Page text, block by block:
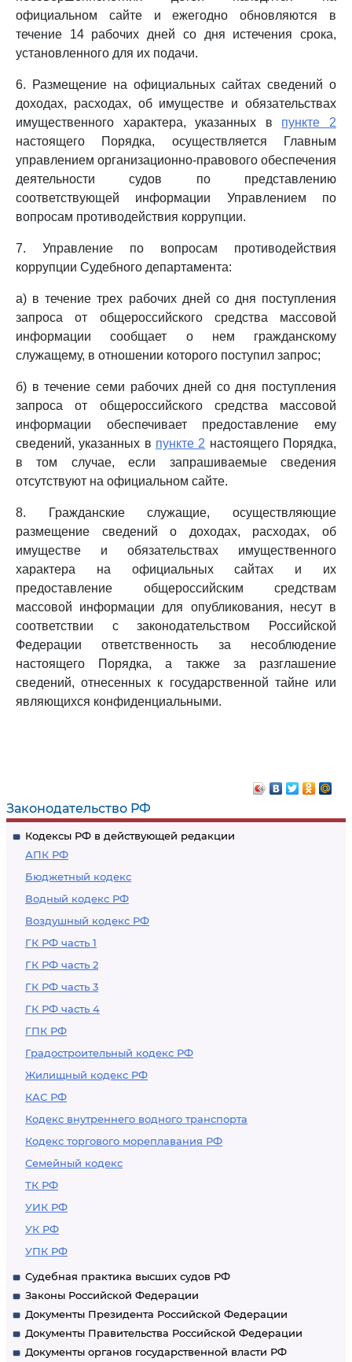
Законодательство РФ
Кодексы РФ в действующей редакции
АПК РФ
Бюджетный кодекс
Водный кодекс РФ
Воздушный кодекс РФ
ГК РФ часть 1
ГК РФ часть 2
ГК РФ часть 3
ГК РФ часть 4
ГПК РФ
Градостроительный кодекс РФ
Жилищный кодекс РФ
КАС РФ
Кодекс внутреннего водного транспорта
Кодекс торгового мореплавания РФ
Семейный кодекс
ТК РФ
УИК РФ
УК РФ
УПК РФ
Судебная практика высших судов РФ
Законы Российской Федерации
Документы Президента Российской Федерации
Документы Правительства Российской Федерации
Документы органов государственной власти РФ
официальном сайте и ежегодно обновляются в
течение 14 рабочих дней со дня истечения срока,
установленного для их подачи.
6. Размещение на официальных сайтах сведений о
доходах, расходах, об имуществе и обязательствах
имущественного характера, указанных в пункте 2
настоящего Порядка, осуществляется Главным
управлением организационно-правового обеспечения
деятельности судов по представлению
соответствующей информации Управлением по
вопросам противодействия коррупции.
7. Управление по вопросам противодействия
коррупции Судебного департамента:
а) в течение трех рабочих дней со дня поступления
запроса от общероссийского средства массовой
информации сообщает о нем гражданскому
служащему, в отношении которого поступил запрос;
б) в течение семи рабочих дней со дня поступления
запроса от общероссийского средства массовой
информации обеспечивает предоставление ему
сведений, указанных в пункте 2 настоящего Порядка,
в том случае, если запрашиваемые сведения
отсутствуют на официальном сайте.
8. Гражданские служащие, осуществляющие
размещение сведений о доходах, расходах, об
имуществе и обязательствах имущественного
характера на официальных сайтах и их
предоставление общероссийским средствам
массовой информации для опубликования, несут в
соответствии с законодательством Российской
Федерации ответственность за несоблюдение
настоящего Порядка, а также за разглашение
сведений, отнесенных к государственной тайне или
являющихся конфиденциальными.